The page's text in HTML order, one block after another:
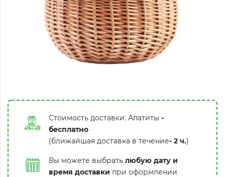
Стоимость доставки: Апатиты -
бесплатно
(ближайшая доставка в течение- 2 ч.)
Вы можете выбрать любую дату и
время доставки при оформлении